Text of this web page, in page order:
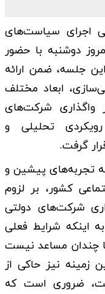
اجرای سیاست‌های
امروز دوشنبه با حضور
جلسه، ضمن ارائه
ابعاد مختلف
واگذاری شرکت‌های
تحلیلی و
گرفت.
تجربه‌های پیشین و
کشور، بر لزوم
شرکت‌های دولتی
اینکه شرایط فعلی
چندان مساعد نیست
زمینه نیز حاکی از
ضروری است که